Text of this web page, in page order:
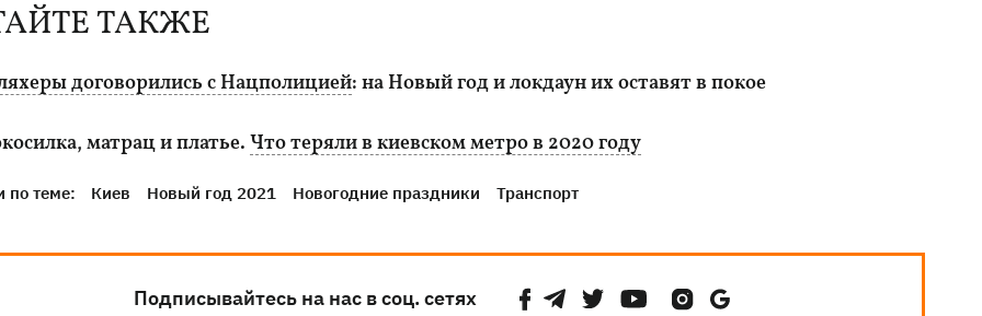
ТАКЖЕ
договорились с Нацполицией: на Новый год и локдаун их оставят в покое
матрац и платье. Что теряли в киевском метро в 2020 году
по теме: Киев Новый год 2021 Новогодние праздники Транспорт
Подписывайтесь на нас в соц. сетях